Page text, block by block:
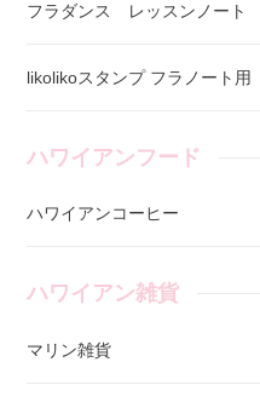
フラダンス レッスンノート
likolikoスタンプ フラノート用
ハワイアンフード
ハワイアンコーヒー
ハワイアン雑貨
マリン雑貨